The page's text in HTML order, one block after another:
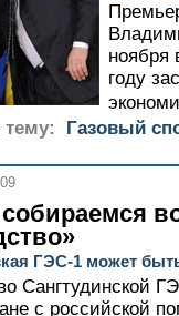
ноября
году
тему:
Газовый
ГЭС-1 может
Сангтудинской
с российской